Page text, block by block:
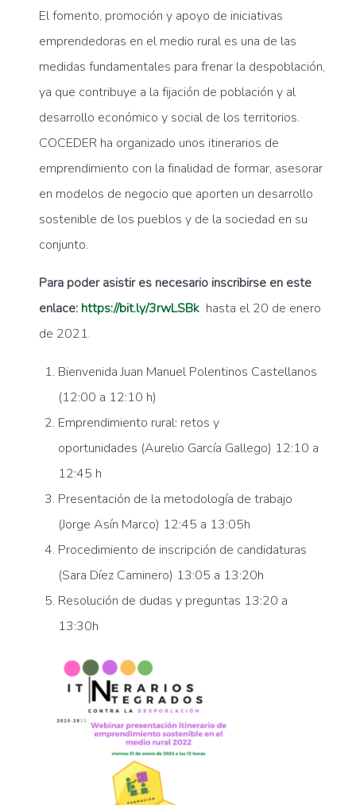
El fomento, promoción y apoyo de iniciativas
emprendedoras en el medio rural es una de las
medidas fundamentales para frenar la despoblación,
ya que contribuye a la fijación de población y al
desarrollo económico y social de los territorios.
COCEDER ha organizado unos itinerarios de
emprendimiento con la finalidad de formar, asesorar
en modelos de negocio que aporten un desarrollo
sostenible de los pueblos y de la sociedad en su
conjunto.
Para poder asistir es necesario inscribirse en este
enlace: https://bit.ly/3rwLSBk hasta el 20 de enero
de 2021.
Bienvenida Juan Manuel Polentinos Castellanos
(12:00 a 12:10 h)
Emprendimiento rural: retos y
oportunidades (Aurelio García Gallego) 12:10 a
12:45 h
Presentación de la metodología de trabajo
(Jorge Asín Marco) 12:45 a 13:05h
Procedimiento de inscripción de candidaturas
(Sara Díez Caminero) 13:05 a 13:20h
Resolución de dudas y preguntas 13:20 a
13:30h